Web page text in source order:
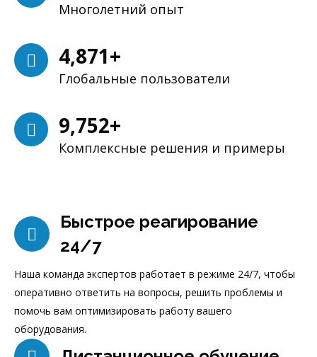
Многолетний опыт
4,963+
Глобальные пользователи
9,928+
Комплексные решения и примеры
Быстрое реагирование
24/7
Наша команда экспертов работает в режиме 24/7, чтобы
оперативно ответить на вопросы, решить проблемы и
помочь вам оптимизировать работу вашего
оборудования.